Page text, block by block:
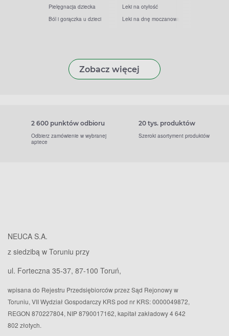
Pielęgnacja dziecka
Ból i gorączka u dzieci
Leki na otyłość
Leki na dnę moczanową
Zobacz więcej
2 600 punktów odbioru
Odbierz zamówienie w wybranej
aptece
20 tys. produktów
Szeroki asortyment produktów
NEUCA S.A.
z siedzibą w Toruniu przy
ul. Forteczna 35-37, 87-100 Toruń,
wpisana do Rejestru Przedsiębiorców przez Sąd Rejonowy w
Toruniu, VII Wydział Gospodarczy KRS pod nr KRS: 0000049872,
REGON 870227804, NIP 8790017162, kapitał zakładowy 4 642
802 złotych.